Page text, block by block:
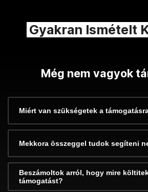
Gyakran Ismételt
Még nem vagyok
Miért van szükségetek a
Mekkora összeggel tudok segíteni
Beszámoltok arról, hogy mire
támogatást?